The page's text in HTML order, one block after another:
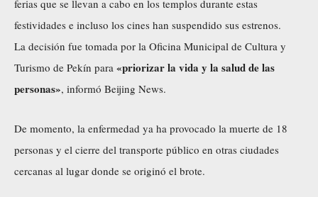
ferias que se llevan a cabo en los templos durante estas
festividades e incluso los cines han suspendido sus estrenos.
La decisión fue tomada por la Oficina Municipal de Cultura y
Turismo de Pekín para «priorizar la vida y la salud de las
personas», informó Beijing News.
De momento, la enfermedad ya ha provocado la muerte de 18
personas y el cierre del transporte público en otras ciudades
cercanas al lugar donde se originó el brote.